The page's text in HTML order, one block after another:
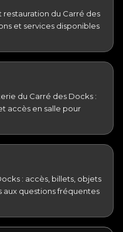
restauration du Carré des
et services disponibles
du Carré des Docks :
accès en salle pour
: accès, billets, objets
aux questions fréquentes